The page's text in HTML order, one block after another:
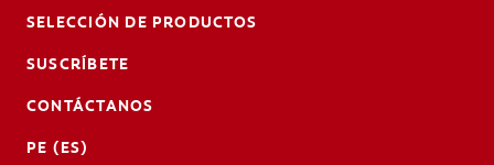
SELECCIÓN DE PRODUCTOS
SUSCRÍBETE
CONTÁCTANOS
PE (ES)